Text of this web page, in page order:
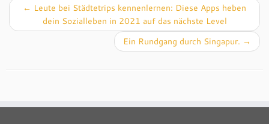
← Leute bei Städtetrips kennenlernen: Diese Apps heben
dein Sozialleben in 2021 auf das nächste Level
Ein Rundgang durch Singapur. →